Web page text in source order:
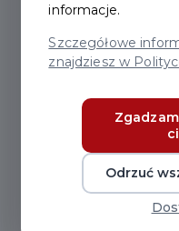
NOWE
Jak informuje
metropolitalnego
zarejestrowanych
MEVO notuje 14
kilometrów oraz 4
informacje.
Szczegółowe
znajdziesz w
Odrzuć